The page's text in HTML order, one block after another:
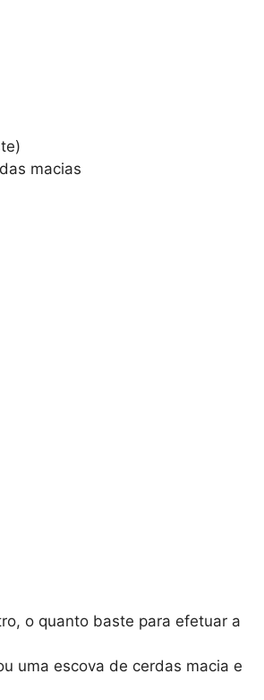
macias
o quanto baste para efetuar a
uma escova de cerdas macia e